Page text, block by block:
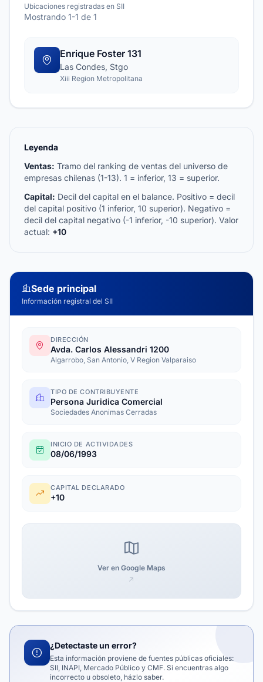
Ubicaciones registradas en SII
Mostrando 1-1 de 1
Enrique Foster 131
Las Condes, Stgo
Xiii Region Metropolitana
Leyenda
Ventas: Tramo del ranking de ventas del universo de
empresas chilenas (1-13). 1 = inferior, 13 = superior.
Capital: Decil del capital en el balance. Positivo = decil
del capital positivo (1 inferior, 10 superior). Negativo =
decil del capital negativo (-1 inferior, -10 superior). Valor
actual: +10
Sede principal
Información registral del SII
DIRECCIÓN
Avda. Carlos Alessandri 1200
Algarrobo, San Antonio, V Region Valparaiso
TIPO DE CONTRIBUYENTE
Persona Juridica Comercial
Sociedades Anonimas Cerradas
INICIO DE ACTIVIDADES
08/06/1993
CAPITAL DECLARADO
+10
Ver en Google Maps
¿Detectaste un error?
Esta información proviene de fuentes públicas oficiales:
SII, INAPI, Mercado Público y CMF. Si encuentras algo
incorrecto u obsoleto, házlo saber.